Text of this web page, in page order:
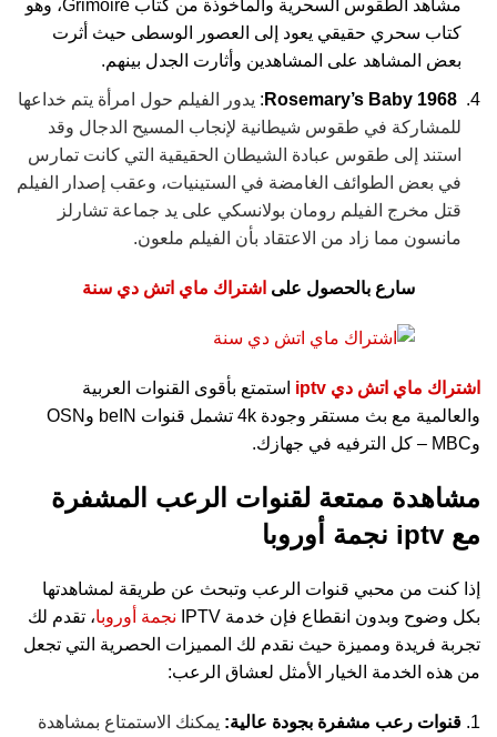
مشاهد الطقوس السحرية والمأخوذة من كتاب Grimoire، وهو
كتاب سحري حقيقي يعود إلى العصور الوسطى حيث أثرت
بعض المشاهد على المشاهدين وأثارت الجدل بينهم.
: يدور الفيلم حول امرأة يتم خداعها
للمشاركة في طقوس شيطانية لإنجاب المسيح الدجال وقد
استند إلى طقوس عبادة الشيطان الحقيقية التي كانت تمارس
في بعض الطوائف الغامضة في الستينيات، وعقب إصدار الفيلم
قتل مخرج الفيلم رومان بولانسكي على يد جماعة تشارلز
مانسون مما زاد من الاعتقاد بأن الفيلم ملعون.
سارع بالحصول على اشتراك ماي اتش دي سنة
اشتراك ماي اتش دي iptv
استمتع بأقوى القنوات العربية
والعالمية مع بث مستقر وجودة 4k تشمل قنوات beIN وOSN
وMBC – كل الترفيه في جهازك.
مشاهدة ممتعة لقنوات الرعب المشفرة
مع iptv نجمة أوروبا
إذا كنت من محبي قنوات الرعب وتبحث عن طريقة لمشاهدتها
بكل وضوح وبدون انقطاع فإن خدمة IPTV
نجمة أوروبا، تقدم لك
تجربة فريدة ومميزة حيث نقدم لك المميزات الحصرية التي تجعل
من هذه الخدمة الخيار الأمثل لعشاق الرعب:
قنوات رعب مشفرة بجودة عالية: يمكنك الاستمتاع بمشاهدة